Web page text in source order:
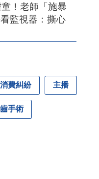
！老師「施暴
監視器：撕心
消費糾紛 主播
手術